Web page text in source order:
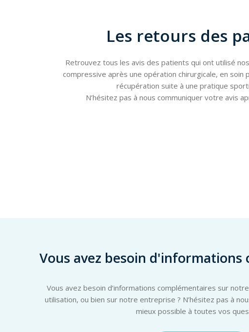
Les retours des
Retrouvez tous les avis des patients qui ont utilisé
compressive après une opération chirurgicale, en soin
récupération suite à une pratique
N’hésitez pas à nous communiquer votre avis
Vous avez besoin d'informations
Vous avez besoin d’informations complémentaires sur
utilisation, ou bien sur notre entreprise ? N’hésitez pas à
mieux possible à toutes vos